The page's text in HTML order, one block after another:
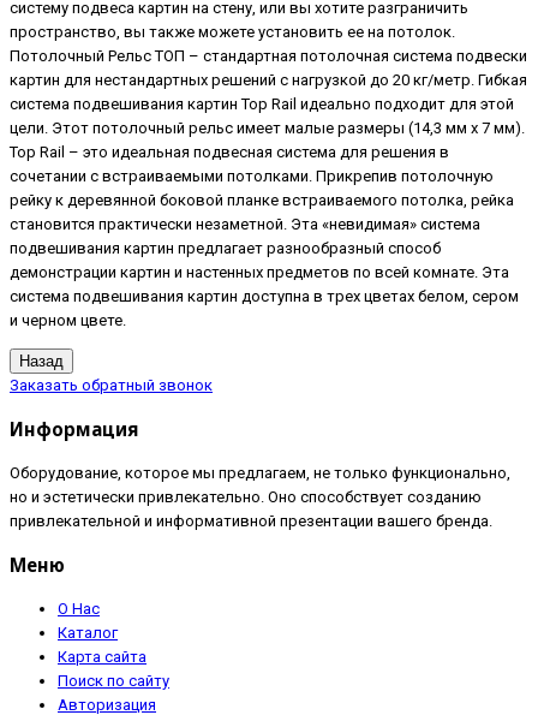
систему подвеса картин на стену, или вы хотите разграничить
пространство, вы также можете установить ее на потолок.
Потолочный Рельс ТОП – стандартная потолочная система подвески
картин для нестандартных решений с нагрузкой до 20 кг/метр. Гибкая
система подвешивания картин Top Rail идеально подходит для этой
цели. Этот потолочный рельс имеет малые размеры (14,3 мм x 7 мм).
Top Rail – это идеальная подвесная система для решения в
сочетании с встраиваемыми потолками. Прикрепив потолочную
рейку к деревянной боковой планке встраиваемого потолка, рейка
становится практически незаметной. Эта «невидимая» система
подвешивания картин предлагает разнообразный способ
демонстрации картин и настенных предметов по всей комнате. Эта
система подвешивания картин доступна в трех цветах белом, сером
и черном цвете.
Заказать обратный звонок
Информация
Оборудование, которое мы предлагаем, не только функционально,
но и эстетически привлекательно. Оно способствует созданию
привлекательной и информативной презентации вашего бренда.
Меню
О Нас
Каталог
Карта сайта
Поиск по сайту
Авторизация